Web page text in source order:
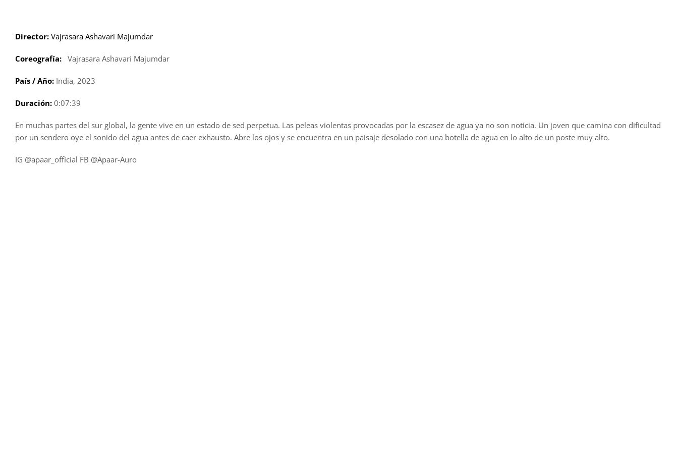
Director: Vajrasara Ashavari Majumdar
Coreografía: Vajrasara Ashavari Majumdar
País / Año: India, 2023
Duración: 0:07:39
En muchas partes del sur global, la gente vive en un estado de sed perpetua. Las peleas violentas provocadas por la escasez de agua ya no son noticia. Un joven que camina con dificultad
por un sendero oye el sonido del agua antes de caer exhausto. Abre los ojos y se encuentra en un paisaje desolado con una botella de agua en lo alto de un poste muy alto.
IG @apaar_official FB @Apaar-Auro